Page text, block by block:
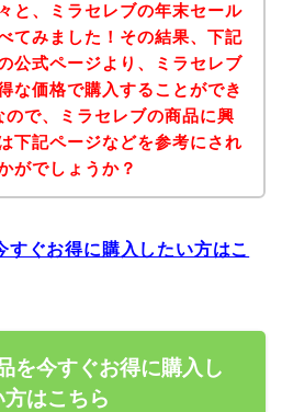
と、ミラセレブの年末セール
てみました！その結果、下記
公式ページより、ミラセレブ
な価格で購入することができ
ので、ミラセレブの商品に興
下記ページなどを参考にされ
がでしょうか？
すぐお得に購入したい方はこ
を今すぐお得に購入し
方はこちら